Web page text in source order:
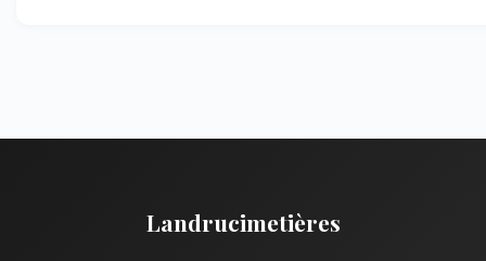
Landrucimetières